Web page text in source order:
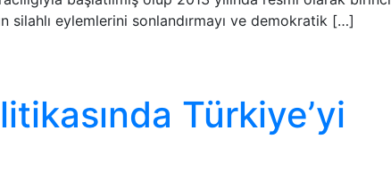
silahlı eylemlerini sonlandırmayı ve demokratik […]
Türkiye’yi